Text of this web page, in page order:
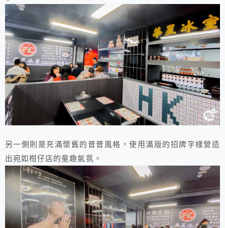
另一側則是充滿懷舊的普普風格，使用滿版的招牌字樣營造
出宛如柑仔店的童趣氣氛。